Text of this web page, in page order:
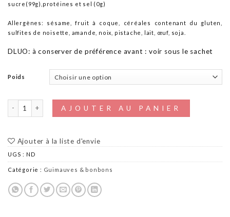
sucre(99g),protéines et sel (0g)
Allergènes: sésame, fruit à coque, céréales contenant du gluten,
sulfites de noisette, amande, noix, pistache, lait, œuf, soja.
DLUO: à conserver de préférence avant : voir sous le sachet
Poids
quantité de Pâte vanillée à la réglisse
AJOUTER AU PANIER
Ajouter à la liste d'envie
UGS : ND
Catégorie : Guimauves & bonbons